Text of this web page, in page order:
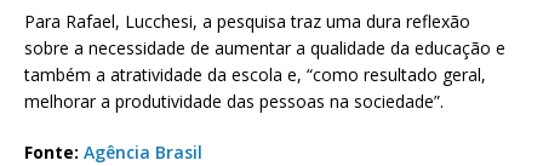
Para Rafael, Lucchesi, a pesquisa traz uma dura reflexão
sobre a necessidade de aumentar a qualidade da educação e
também a atratividade da escola e, “como resultado geral,
melhorar a produtividade das pessoas na sociedade”.
Fonte: Agência Brasil